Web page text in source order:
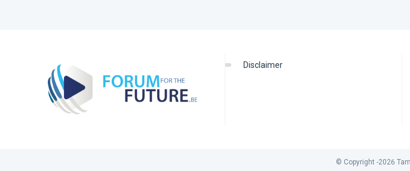
disclaimer
© Copyright -2026